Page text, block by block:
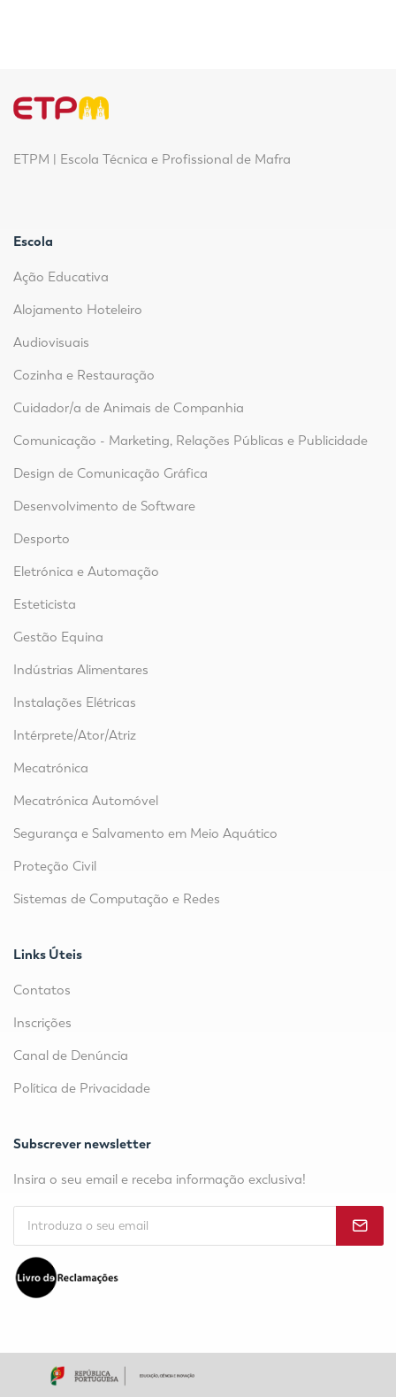
ETPM | Escola Técnica e Profissional de Mafra
Escola
Ação Educativa
Alojamento Hoteleiro
Audiovisuais
Cozinha e Restauração
Cuidador/a de Animais de Companhia
Comunicação - Marketing, Relações Públicas e Publicidade
Design de Comunicação Gráfica
Desenvolvimento de Software
Desporto
Eletrónica e Automação
Esteticista
Gestão Equina
Indústrias Alimentares
Instalações Elétricas
Intérprete/Ator/Atriz
Mecatrónica
Mecatrónica Automóvel
Segurança e Salvamento em Meio Aquático
Proteção Civil
Sistemas de Computação e Redes
Links Úteis
Contatos
Inscrições
Canal de Denúncia
Política de Privacidade
Subscrever newsletter
Insira o seu email e receba informação exclusiva!